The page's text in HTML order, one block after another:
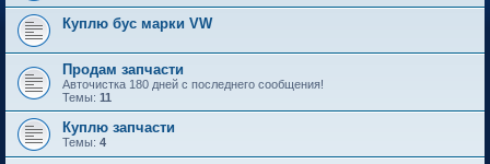
Куплю бус марки VW
Продам запчасти
Авточистка 180 дней с последнего сообщения!
Темы: 11
Куплю запчасти
Темы: 4